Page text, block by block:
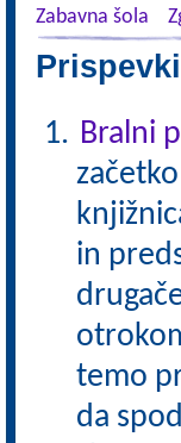
Zabavna šola
Bralni
in
temo
da